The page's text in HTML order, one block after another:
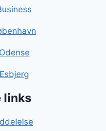
links